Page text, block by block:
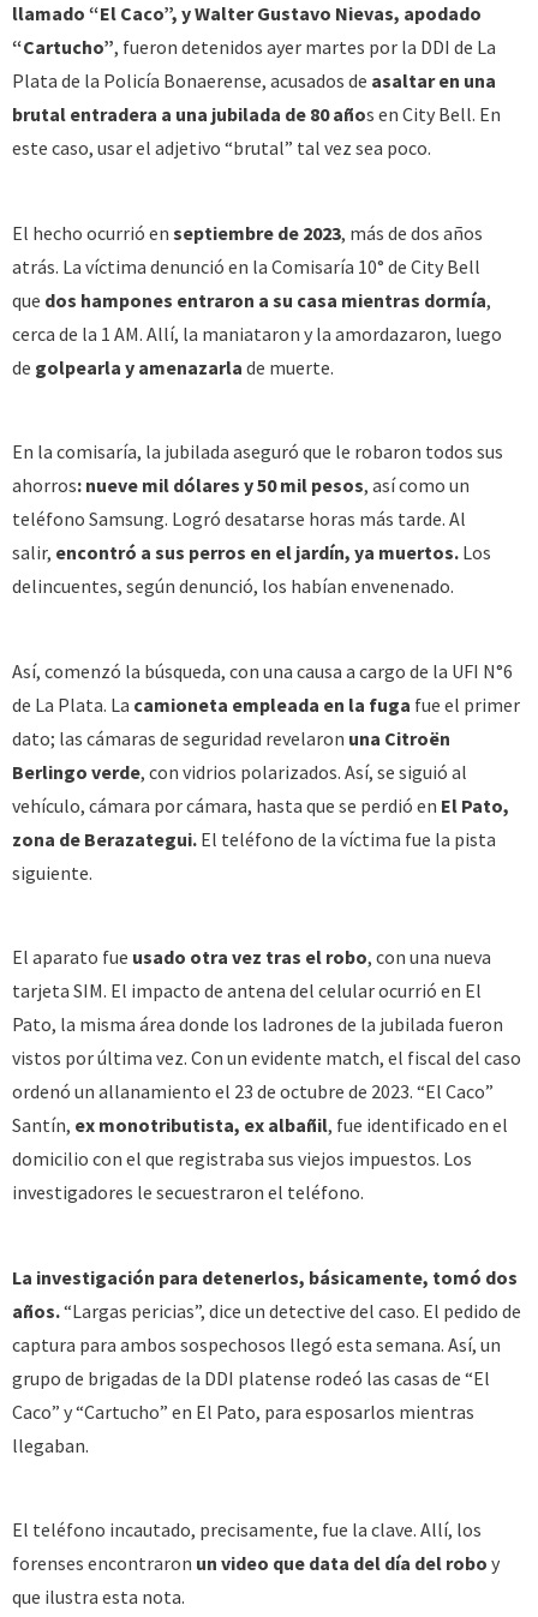
llamado “El Caco”, y Walter Gustavo Nievas, apodado
“Cartucho”, fueron detenidos ayer martes por la DDI de La
Plata de la Policía Bonaerense, acusados de asaltar en una
brutal entradera a una jubilada de 80 años en City Bell. En
este caso, usar el adjetivo “brutal” tal vez sea poco.
El hecho ocurrió en septiembre de 2023, más de dos años
atrás. La víctima denunció en la Comisaría 10° de City Bell
que dos hampones entraron a su casa mientras dormía,
cerca de la 1 AM. Allí, la maniataron y la amordazaron, luego
de golpearla y amenazarla de muerte.
En la comisaría, la jubilada aseguró que le robaron todos sus
ahorros: nueve mil dólares y 50 mil pesos, así como un
teléfono Samsung. Logró desatarse horas más tarde. Al
salir, encontró a sus perros en el jardín, ya muertos. Los
delincuentes, según denunció, los habían envenenado.
Así, comenzó la búsqueda, con una causa a cargo de la UFI N°6
de La Plata. La camioneta empleada en la fuga fue el primer
dato; las cámaras de seguridad revelaron una Citroën
Berlingo verde, con vidrios polarizados. Así, se siguió al
vehículo, cámara por cámara, hasta que se perdió en El Pato,
zona de Berazategui. El teléfono de la víctima fue la pista
siguiente.
El aparato fue usado otra vez tras el robo, con una nueva
tarjeta SIM. El impacto de antena del celular ocurrió en El
Pato, la misma área donde los ladrones de la jubilada fueron
vistos por última vez. Con un evidente match, el fiscal del caso
ordenó un allanamiento el 23 de octubre de 2023. “El Caco”
Santín, ex monotributista, ex albañil, fue identificado en el
domicilio con el que registraba sus viejos impuestos. Los
investigadores le secuestraron el teléfono.
La investigación para detenerlos, básicamente, tomó dos
años.“Largas pericias”, dice un detective del caso. El pedido de
captura para ambos sospechosos llegó esta semana. Así, un
grupo de brigadas de la DDI platense rodeó las casas de “El
Caco” y “Cartucho” en El Pato, para esposarlos mientras
llegaban.
El teléfono incautado, precisamente, fue la clave. Allí, los
forenses encontraron un video que data del día del robo y
que ilustra esta nota.